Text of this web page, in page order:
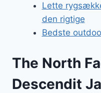
Lette
den rigtige
Bedste
The North
Descendit